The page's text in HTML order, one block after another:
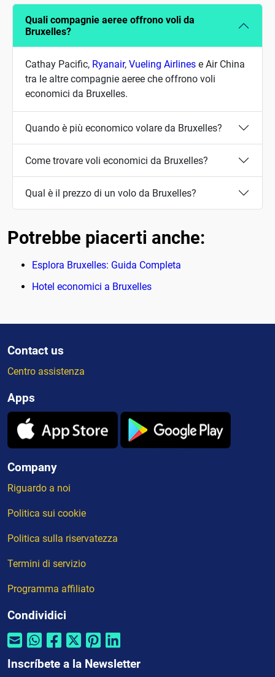
Quali compagnie aeree offrono voli da
Bruxelles?
Cathay Pacific, Ryanair, Vueling Airlines e Air China
tra le altre compagnie aeree che offrono voli
economici da Bruxelles.
Quando è più economico volare da Bruxelles?
Come trovare voli economici da Bruxelles?
Qual è il prezzo di un volo da Bruxelles?
Potrebbe piacerti anche:
Esplora Bruxelles: Guida Completa
Hotel economici a Bruxelles
Contact us
Centro assistenza
Apps
Company
Riguardo a noi
Politica sui cookie
Politica sulla riservatezza
Termini di servizio
Programma affiliato
Condividici
Inscríbete a la Newsletter